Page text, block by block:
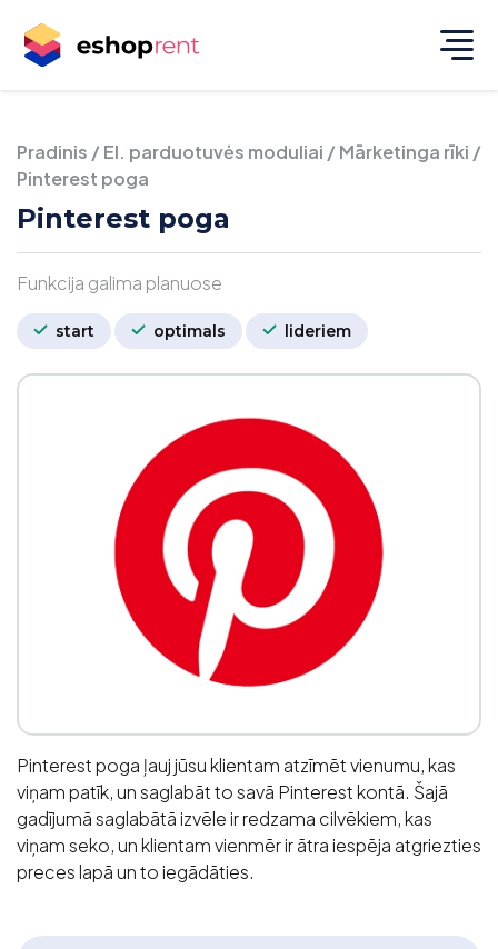
Pradinis /El. parduotuvės moduliai /Mārketinga rīki /
Pinterest poga
Pinterest poga
Funkcija galima planuose
start optimals lideriem
Pinterest poga ļauj jūsu klientam atzīmēt vienumu, kas
viņam patīk, un saglabāt to savā Pinterest kontā. Šajā
gadījumā saglabātā izvēle ir redzama cilvēkiem, kas
viņam seko, un klientam vienmēr ir ātra iespēja atgriezties
preces lapā un to iegādāties.